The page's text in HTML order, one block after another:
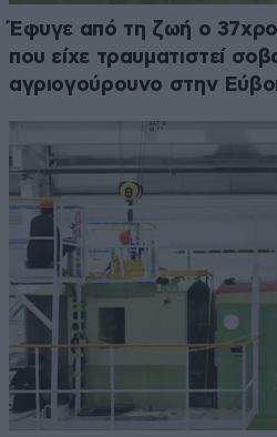
Έφυγε από τη ζωή ο
που είχε τραυματιστεί
αγριογούρουνο στην